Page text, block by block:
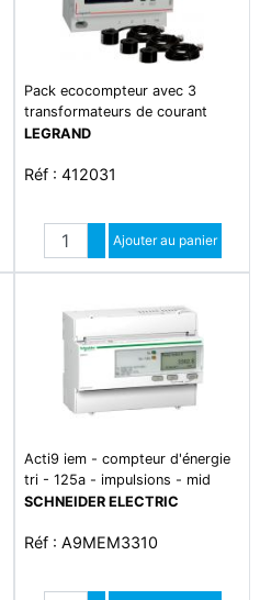
Pack ecocompteur avec 3
transformateurs de courant
fermés 60a
LEGRAND
Réf : 412031
Quantité
Augmenter quantité
Diminuer quantité
Ajouter au panier
Acti9 iem - compteur d'énergie
tri - 125a - impulsions - mid
SCHNEIDER ELECTRIC
Réf : A9MEM3310